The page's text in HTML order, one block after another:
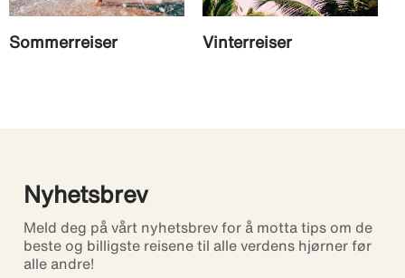
Sommerreiser Vinterreiser
Nyhetsbrev
Meld deg på vårt nyhetsbrev for å motta tips om de
beste og billigste reisene til alle verdens hjørner før
alle andre!